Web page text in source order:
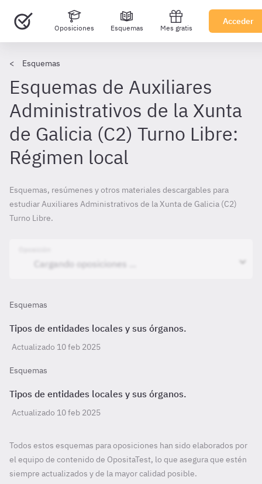
Oposiciones Esquemas Mes gratis
Acceder
Esquemas
Esquemas de Auxiliares
Administrativos de la Xunta
de Galicia (C2) Turno Libre:
Régimen local
Esquemas, resúmenes y otros materiales descargables para
estudiar Auxiliares Administrativos de la Xunta de Galicia (C2)
Turno Libre.
Esquemas
Tipos de entidades locales y sus órganos.
Actualizado 10 feb 2025
Esquemas
Tipos de entidades locales y sus órganos.
Actualizado 10 feb 2025
Todos estos esquemas para oposiciones han sido elaborados por
el equipo de contenido de OpositaTest, lo que asegura que estén
siempre actualizados y de la mayor calidad posible.